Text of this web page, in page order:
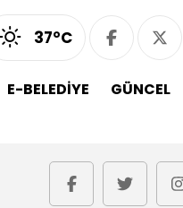
37°C
E-BELEDİYE GÜNCEL